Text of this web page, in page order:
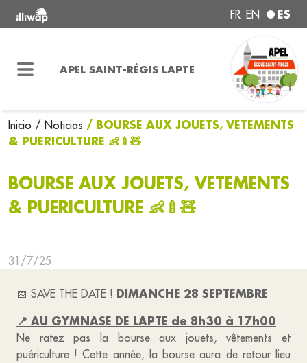
FR EN ES
APEL SAINT-RÉGIS LAPTE
Inicio / Noticias / BOURSE AUX JOUETS, VETEMENTS
& PUERICULTURE 👶🍼🧸
BOURSE AUX JOUETS, VETEMENTS
& PUERICULTURE 👶🍼🧸
31/7/25
📅 SAVE THE DATE ! DIMANCHE 28 SEPTEMBRE
📍 AU GYMNASE DE LAPTE de 8h30 à 17h00
Ne ratez pas la bourse aux jouets, vêtements et
puériculture ! Cette année, la bourse aura de retour lieu